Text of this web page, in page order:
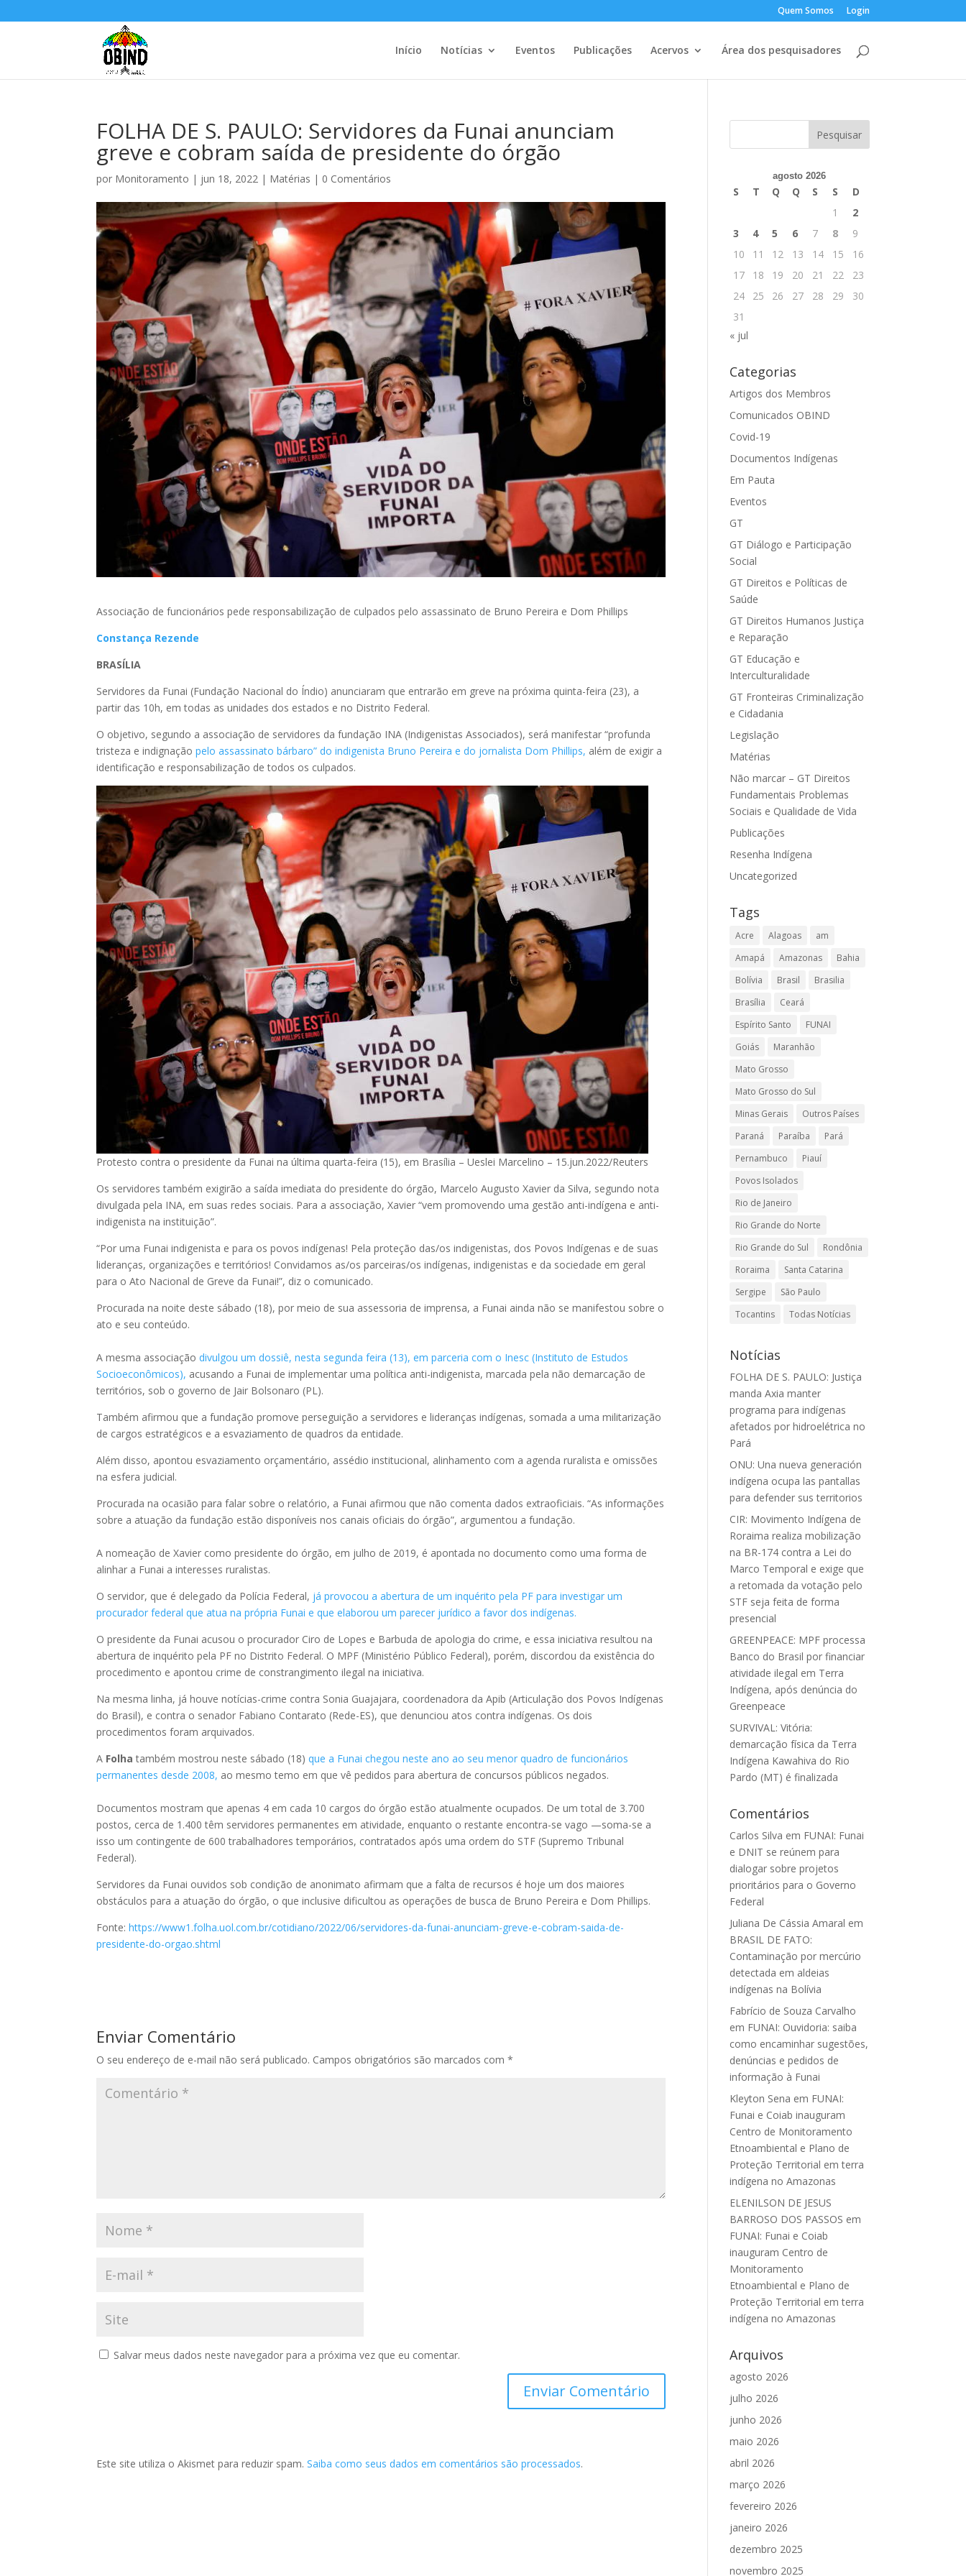
Quem Somos Login
Início Notícias Eventos Publicações Acervos Área dos pesquisadores
FOLHA DE S. PAULO: Servidores da Funai anunciam
greve e cobram saída de presidente do órgão
por Monitoramento | jun 18, 2022 | Matérias | 0 Comentários
Associação de funcionários pede responsabilização de culpados pelo assassinato de Bruno Pereira e Dom Phillips
Constança Rezende
BRASÍLIA
Servidores da Funai (Fundação Nacional do Índio) anunciaram que entrarão em greve na próxima quinta-feira (23), a
partir das 10h, em todas as unidades dos estados e no Distrito Federal.
O objetivo, segundo a associação de servidores da fundação INA (Indigenistas Associados), será manifestar “profunda
tristeza e indignação pelo assassinato bárbaro” do indigenista Bruno Pereira e do jornalista Dom Phillips, além de exigir a
identificação e responsabilização de todos os culpados.
Protesto contra o presidente da Funai na última quarta-feira (15), em Brasília – Ueslei Marcelino – 15.jun.2022/Reuters
Os servidores também exigirão a saída imediata do presidente do órgão, Marcelo Augusto Xavier da Silva, segundo nota
divulgada pela INA, em suas redes sociais. Para a associação, Xavier “vem promovendo uma gestão anti-indígena e anti-
indigenista na instituição”.
“Por uma Funai indigenista e para os povos indígenas! Pela proteção das/os indigenistas, dos Povos Indígenas e de suas
lideranças, organizações e territórios! Convidamos as/os parceiras/os indígenas, indigenistas e da sociedade em geral
para o Ato Nacional de Greve da Funai!”, diz o comunicado.
Procurada na noite deste sábado (18), por meio de sua assessoria de imprensa, a Funai ainda não se manifestou sobre o
ato e seu conteúdo.
A mesma associação divulgou um dossiê, nesta segunda feira (13), em parceria com o Inesc (Instituto de Estudos
Socioeconômicos), acusando a Funai de implementar uma política anti-indigenista, marcada pela não demarcação de
territórios, sob o governo de Jair Bolsonaro (PL).
Também afirmou que a fundação promove perseguição a servidores e lideranças indígenas, somada a uma militarização
de cargos estratégicos e a esvaziamento de quadros da entidade.
Além disso, apontou esvaziamento orçamentário, assédio institucional, alinhamento com a agenda ruralista e omissões
na esfera judicial.
Procurada na ocasião para falar sobre o relatório, a Funai afirmou que não comenta dados extraoficiais. “As informações
sobre a atuação da fundação estão disponíveis nos canais oficiais do órgão”, argumentou a fundação.
A nomeação de Xavier como presidente do órgão, em julho de 2019, é apontada no documento como uma forma de
alinhar a Funai a interesses ruralistas.
O servidor, que é delegado da Polícia Federal, já provocou a abertura de um inquérito pela PF para investigar um
procurador federal que atua na própria Funai e que elaborou um parecer jurídico a favor dos indígenas.
O presidente da Funai acusou o procurador Ciro de Lopes e Barbuda de apologia do crime, e essa iniciativa resultou na
abertura de inquérito pela PF no Distrito Federal. O MPF (Ministério Público Federal), porém, discordou da existência do
procedimento e apontou crime de constrangimento ilegal na iniciativa.
Na mesma linha, já houve notícias-crime contra Sonia Guajajara, coordenadora da Apib (Articulação dos Povos Indígenas
do Brasil), e contra o senador Fabiano Contarato (Rede-ES), que denunciou atos contra indígenas. Os dois
procedimentos foram arquivados.
A Folha também mostrou neste sábado (18) que a Funai chegou neste ano ao seu menor quadro de funcionários
permanentes desde 2008, ao mesmo temo em que vê pedidos para abertura de concursos públicos negados.
Documentos mostram que apenas 4 em cada 10 cargos do órgão estão atualmente ocupados. De um total de 3.700
postos, cerca de 1.400 têm servidores permanentes em atividade, enquanto o restante encontra-se vago —soma-se a
isso um contingente de 600 trabalhadores temporários, contratados após uma ordem do STF (Supremo Tribunal
Federal).
Servidores da Funai ouvidos sob condição de anonimato afirmam que a falta de recursos é hoje um dos maiores
obstáculos para a atuação do órgão, o que inclusive dificultou as operações de busca de Bruno Pereira e Dom Phillips.
Fonte:https://www1.folha.uol.com.br/cotidiano/2022/06/servidores-da-funai-anunciam-greve-e-cobram-saida-de-
presidente-do-orgao.shtml
Enviar Comentário
O seu endereço de e-mail não será publicado. Campos obrigatórios são marcados com*
Salvar meus dados neste navegador para a próxima vez que eu comentar.
Este site utiliza o Akismet para reduzir spam.Saiba como seus dados em comentários são processados.
agosto 2026
S T Q Q S S
D
1
2
3
4 5 6 7 8
9
10
11 12 13 14 15
16
17
18 19 20 21 22
23
24
25 26 27 28 29
30
31
« jul
Categorias
Artigos dos Membros
Comunicados OBIND
Covid-19
Documentos Indígenas
Em Pauta
Eventos
GT
GT Diálogo e Participação
Social
GT Direitos e Políticas de
Saúde
GT Direitos Humanos Justiça
e Reparação
GT Educação e
Interculturalidade
GT Fronteiras Criminalização
e Cidadania
Legislação
Matérias
Não marcar – GT Direitos
Fundamentais Problemas
Sociais e Qualidade de Vida
Publicações
Resenha Indígena
Uncategorized
Tags
Acre Alagoas
am
Amapá
Amazonas
Bahia
Bolívia
Brasil
Brasilia
Brasília
Ceará
Espírito Santo
FUNAI
Goiás
Maranhão
Mato Grosso
Mato Grosso do Sul
Minas Gerais
Outros Países
Paraná
Paraíba
Pará
Pernambuco
Piauí
Povos Isolados
Rio de Janeiro
Rio Grande do Norte
Rio Grande do Sul
Rondônia
Roraima
Santa Catarina
Sergipe
São Paulo
Tocantins
Todas Notícias
Notícias
FOLHA DE S. PAULO: Justiça
manda Axia manter
programa para indígenas
afetados por hidroelétrica no
Pará
ONU: Una nueva generación
indígena ocupa las pantallas
para defender sus territorios
CIR: Movimento Indígena de
Roraima realiza mobilização
na BR-174 contra a Lei do
Marco Temporal e exige que
a retomada da votação pelo
STF seja feita de forma
presencial
GREENPEACE: MPF processa
Banco do Brasil por financiar
atividade ilegal em Terra
Indígena, após denúncia do
Greenpeace
SURVIVAL: Vitória:
demarcação física da Terra
Indígena Kawahiva do Rio
Pardo (MT) é finalizada
Comentários
Carlos Silva em FUNAI: Funai
e DNIT se reúnem para
dialogar sobre projetos
prioritários para o Governo
Federal
Juliana De Cássia Amaral em
BRASIL DE FATO:
Contaminação por mercúrio
detectada em aldeias
indígenas na Bolívia
Fabrício de Souza Carvalho
em FUNAI: Ouvidoria: saiba
como encaminhar sugestões,
denúncias e pedidos de
informação à Funai
Kleyton Sena em FUNAI:
Funai e Coiab inauguram
Centro de Monitoramento
Etnoambiental e Plano de
Proteção Territorial em terra
indígena no Amazonas
ELENILSON DE JESUS
BARROSO DOS PASSOS em
FUNAI: Funai e Coiab
inauguram Centro de
Monitoramento
Etnoambiental e Plano de
Proteção Territorial em terra
indígena no Amazonas
Arquivos
agosto 2026
julho 2026
junho 2026
maio 2026
abril 2026
março 2026
fevereiro 2026
janeiro 2026
dezembro 2025
novembro 2025